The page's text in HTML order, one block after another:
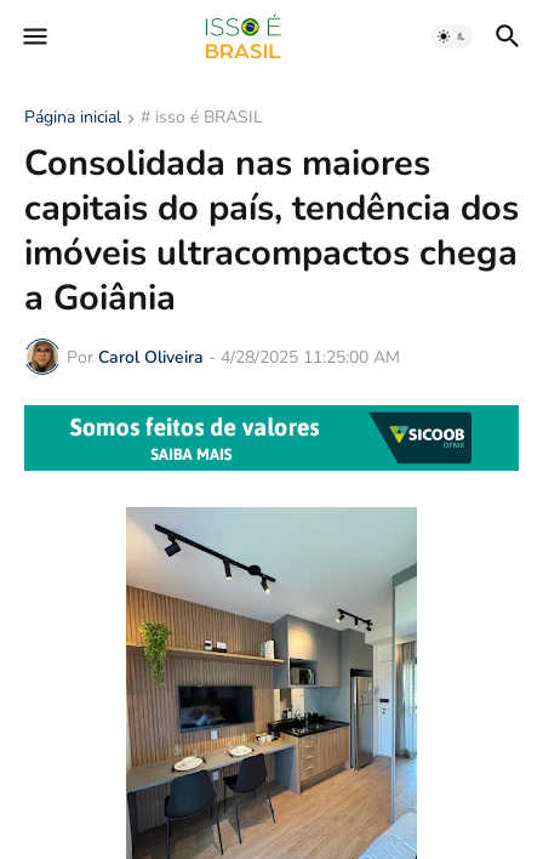
Página inicial # isso é BRASIL
Consolidada nas maiores
capitais do país, tendência dos
imóveis ultracompactos chega
a Goiânia
Por Carol Oliveira - 4/28/2025 11:25:00 AM